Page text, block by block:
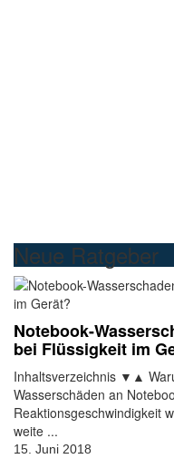
Neue Ratgeber
Notebook-
bei Flüssigkeit im
Inhaltsverzeichnis ▼▲
Wasserschäden an
Reaktionsgeschwindigkeit
weite ...
15. Juni 2018